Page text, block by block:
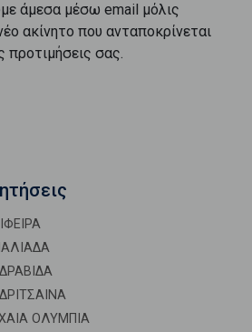
άμεσα μέσω email μόλις
ακίνητο που ανταποκρίνεται
προτιμήσεις σας.
ΟΛΥΜΠΙΑ